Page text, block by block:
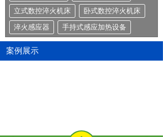
立式数控淬火机床
卧式数控淬火机床
淬火感应器
手持式感应加热设备
案例展示